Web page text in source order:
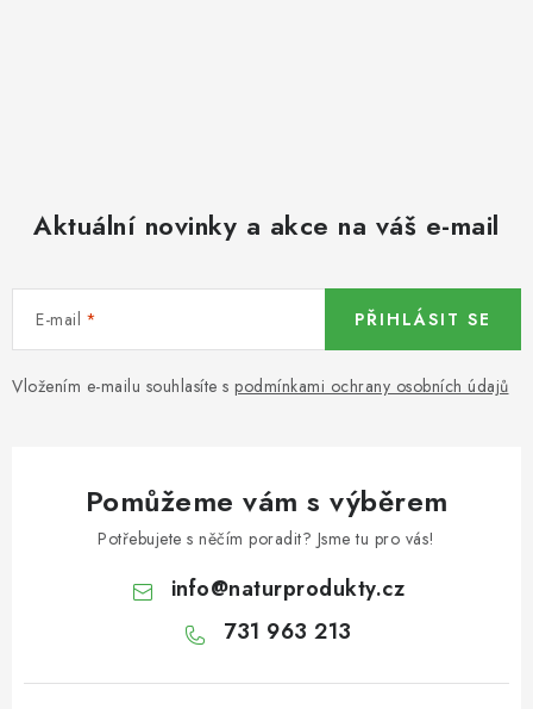
DÁRKOVÉ POUKAZY
OŘECHY NATURAL / MANDLE
OŘECHY NATURAL / KEŠU OŘECHY / KEŠU OŘECHY
CELÉ NATURAL
OŘECHY NATURAL / PODZEMNICE (ARAŠÍDY) /
PODZEMNICE OLEJNÁ BLANŠÍROVANÁ
Aktuální novinky a akce na váš e-mail
E-mail
Vložením e-mailu souhlasíte s podmínkami ochrany osobních údajů
PŘIHLÁSIT SE
Pomůžeme vám s výběrem
Potřebujete s něčím poradit? Jsme tu pro vás!
info@naturprodukty.cz
731 963 213